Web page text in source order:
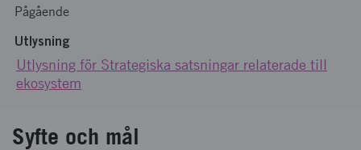
Pågående
Utlysning
Utlysning för Strategiska satsningar relaterade till
ekosystem
Syfte och mål